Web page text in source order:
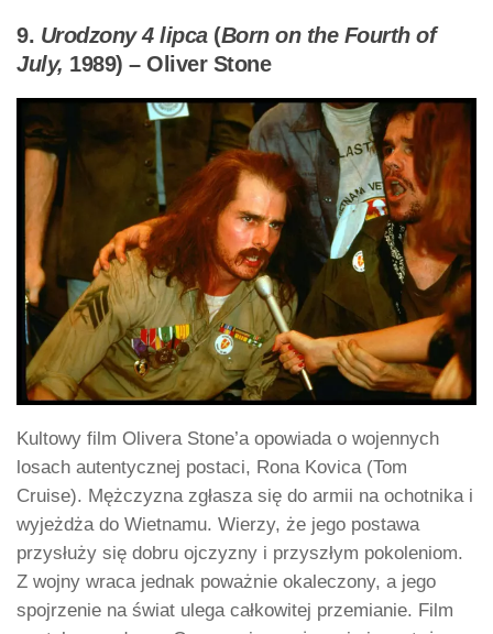
9. Urodzony 4 lipca(Born on the Fourth of
July, 1989) – Oliver Stone
Kultowy film Olivera Stone’a opowiada o wojennych
losach autentycznej postaci, Rona Kovica (Tom
Cruise). Mężczyzna zgłasza się do armii na ochotnika i
wyjeżdża do Wietnamu. Wierzy, że jego postawa
przysłuży się dobru ojczyzny i przyszłym pokoleniom.
Z wojny wraca jednak poważnie okaleczony, a jego
spojrzenie na świat ulega całkowitej przemianie. Film